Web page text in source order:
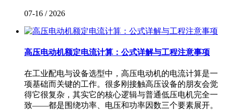
07-16 / 2026
高压电动机额定电流计算：公式详解与工程注意事项
在工业配电与设备选型中，高压电动机的电流计算是一
项基础而关键的工作。很多刚接触高压设备的朋友会觉
得它很复杂，其实它的核心逻辑与普通低压电机完全一
致——都是围绕功率、电压和功率因数三个要素展开。